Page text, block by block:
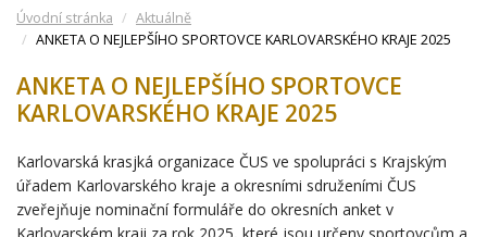
Úvodní stránka
Aktuálně
ANKETA O NEJLEPŠÍHO SPORTOVCE KARLOVARSKÉHO KRAJE 2025
ANKETA O NEJLEPŠÍHO SPORTOVCE
KARLOVARSKÉHO KRAJE 2025
Karlovarská krasjká organizace ČUS ve spolupráci s Krajským
úřadem Karlovarského kraje a okresními sdruženími ČUS
zveřejňuje nominační formuláře do okresních anket v